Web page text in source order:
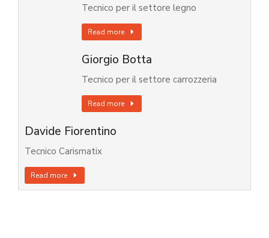
Tecnico per il settore legno
Read more
Giorgio Botta
Tecnico per il settore carrozzeria
Read more
Davide Fiorentino
Tecnico Carismatix
Read more